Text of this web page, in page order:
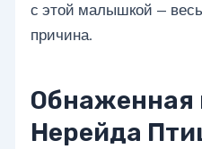
с этой малышкой —
причина.
Обнаженная
Нерейда